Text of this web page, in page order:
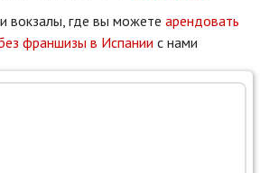
вокзалы, где вы можете арендовать
франшизы в Испании с нами